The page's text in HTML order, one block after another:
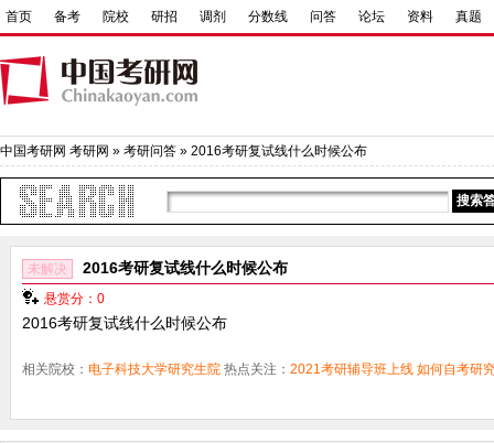
首页 备考 院校 研招 调剂 分数线 问答 论坛 资料 真题
中国考研网 考研网 » 考研问答 » 2016考研复试线什么时候公布
未解决 2016考研复试线什么时候公布
悬赏分：0
2016考研复试线什么时候公布
相关院校： 电子科技大学研究生院 热点关注： 2021考研辅导班上线 如何自考研